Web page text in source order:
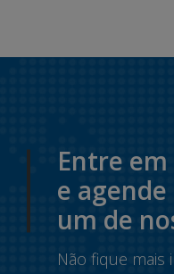
Entre
e
um de
Não fique mais